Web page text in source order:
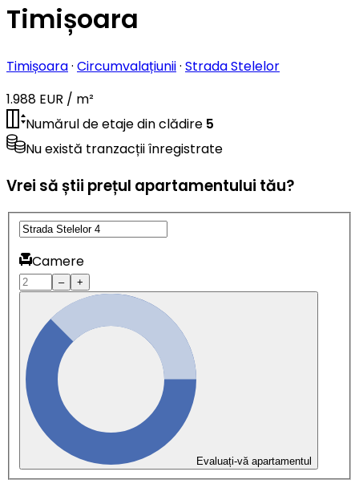
Timișoara
Timișoara· Circumvalațiunii· Strada Stelelor
1.988 EUR / m²
Numărul de etaje din clădire 5
Nu există tranzacții înregistrate
Vrei să știi prețul apartamentului tău?
Camere
– +
Evaluați-vă apartamentul